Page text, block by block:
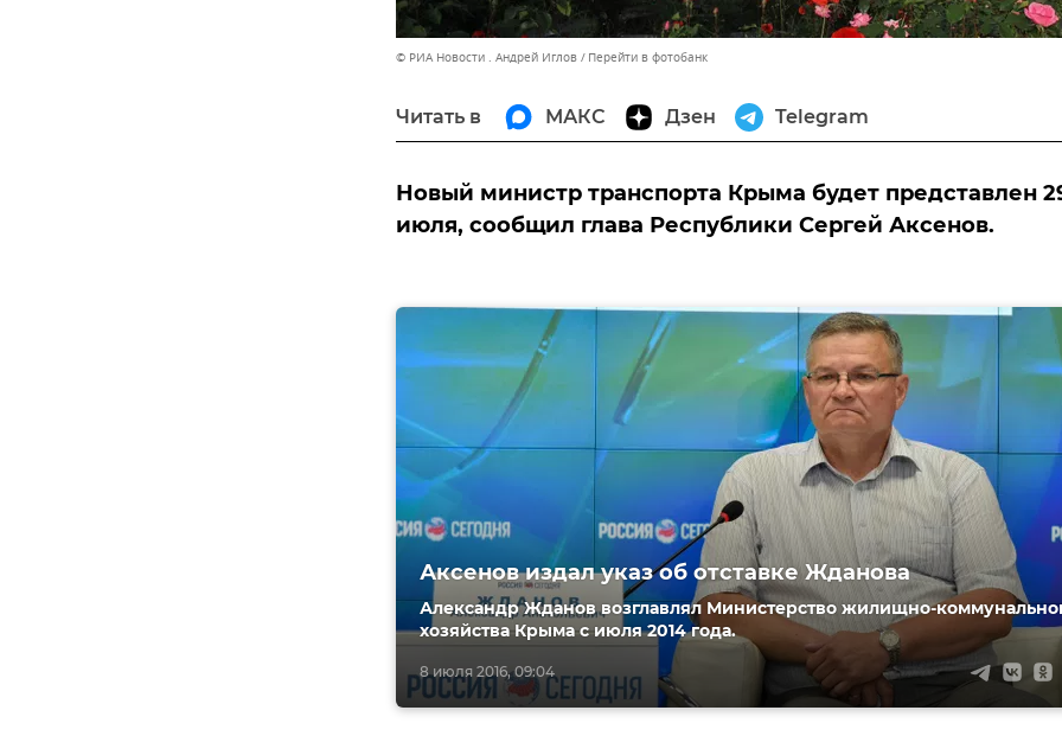
© РИА Новости . Андрей Иглов Перейти в фотобанк
Читать в МАКС Дзен Telegram
Новый министр транспорта Крыма будет представлен
июля, сообщил глава Республики Сергей Аксенов.
8 июля 2016, 09:04
Аксенов издал указ об отставке Жданова
Александр Жданов возглавлял Министерство жилищно-
хозяйства Крыма с июля 2014 года.